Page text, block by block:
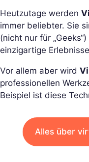
Heutzutage werden
immer beliebter. Sie
(nicht nur für
einzigartige
Vor allem aber wird
professionellen
Beispiel ist diese
Alles über